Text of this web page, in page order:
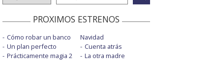
PROXIMOS ESTRENOS
Cómo robar un banco
Un plan perfecto
Prácticamente magia 2
Navidad
Cuenta atrás
La otra madre